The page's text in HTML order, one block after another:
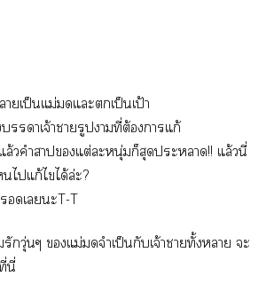
เป็นแม่แะเป็นเป้า
าเจ้าารูปาที่ต้องาแก้
ล้วคำาแต่ะหนุ่มก็สุดะา!! แล้วนี่
ไแก้ไได้ล่ะ?
เะT-T
รักวุ่นๆ แม่จำเป็นกับเจ้าาทั้งา ะ
นี่